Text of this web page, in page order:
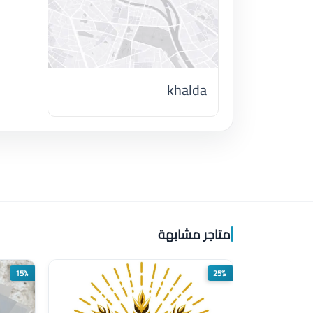
khalda
متاجر مشابهة
25%
15%